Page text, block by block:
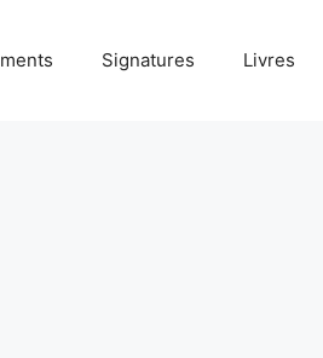
Signatures Livres